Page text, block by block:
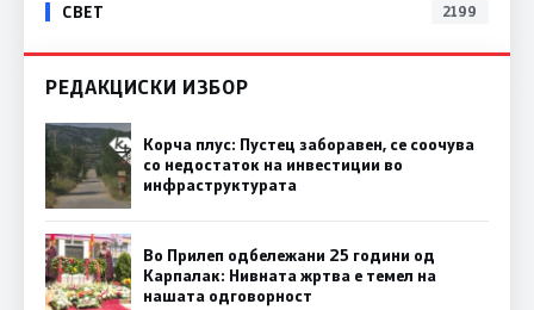
СВЕТ 2199
РЕДАКЦИСКИ ИЗБОР
Корча плус: Пустец заборавен, се соочува
со недостаток на инвестиции во
инфраструктурата
Во Прилеп одбележани 25 години од
Карпалак: Нивната жртва е темел на
нашата одговорност